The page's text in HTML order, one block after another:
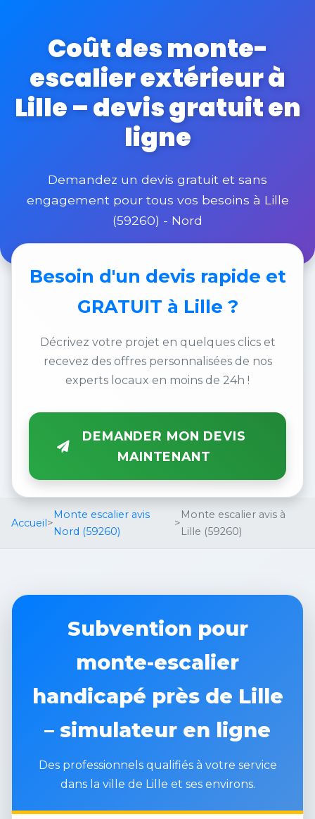
Coût des monte-
escalier extérieur à
Lille – devis gratuit en
ligne
Demandez un devis gratuit et sans
engagement pour tous vos besoins à Lille
(59260) - Nord
Besoin d'un devis rapide et
GRATUIT à Lille ?
Décrivez votre projet en quelques clics et
recevez des offres personnalisées de nos
experts locaux en moins de 24h !
DEMANDER MON DEVIS
MAINTENANT
Accueil >
Monte escalier avis
Nord (59260)
>
Monte escalier avis à
Lille (59260)
Subvention pour
monte-escalier
handicapé près de Lille
– simulateur en ligne
Des professionnels qualifiés à votre service
dans la ville de Lille et ses environs.